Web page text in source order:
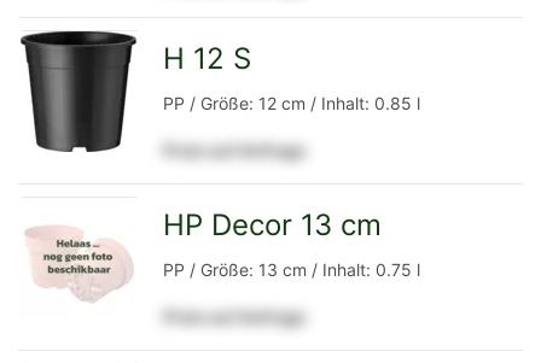
Detailseite
Detailseite
H 12 S
PP / Größe: 12 cm / Inhalt: 0.85 l
Preis auf Anfrage
HP Decor 13 cm
PP / Größe: 13 cm / Inhalt: 0.75 l
Preis auf Anfrage